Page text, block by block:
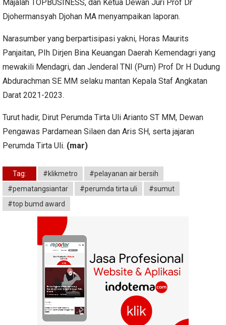
Majalah TOPBUSINESS, dan Ketua Dewan Juri Prof Dr
Djohermansyah Djohan MA menyampaikan laporan.
Narasumber yang berpartisipasi yakni, Horas Maurits
Panjaitan, PIh Dirjen Bina Keuangan Daerah Kemendagri yang
mewakili Mendagri, dan Jenderal TNI (Purn) Prof Dr H Dudung
Abdurachman SE MM selaku mantan Kepala Staf Angkatan
Darat 2021-2023.
Turut hadir, Dirut Perumda Tirta Uli Arianto ST MM, Dewan
Pengawas Pardamean Silaen dan Aris SH, serta jajaran
Perumda Tirta Uli. (mar)
Tag: #klikmetro
#pelayanan air bersih
#pematangsiantar
#perumda tirta uli
#sumut
#top bumd award